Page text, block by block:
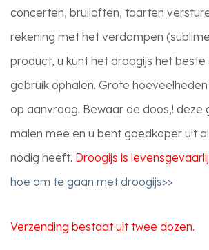
concerten, bruiloften, taarten
rekening met het verdampen
product, u kunt het droogijs het
gebruik ophalen. Grote
op aanvraag. Bewaar de doos,! deze
malen mee en u bent goedkoper uit
nodig heeft. Droogijs is
hoe om te gaan met droogijs>>
Verzending bestaat uit twee dozen.